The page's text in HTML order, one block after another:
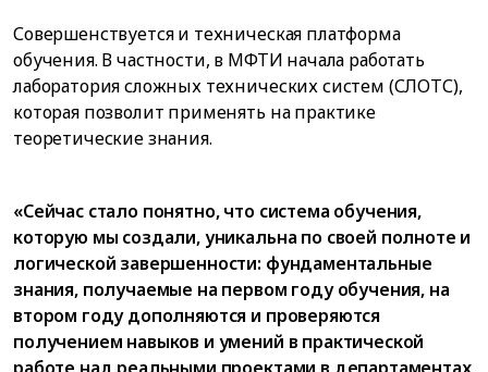
Совершенствуется и техническая платформа
обучения. В частности, в МФТИ начала работать
лаборатория сложных технических систем (СЛОТС),
которая позволит применять на практике
теоретические знания.
«Сейчас стало понятно, что система обучения,
которую мы создали, уникальна по своей полноте и
логической завершенности: фундаментальные
знания, получаемые на первом году обучения, на
втором году дополняются и проверяются
получением навыков и умений в практической